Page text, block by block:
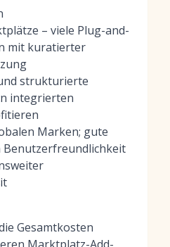
– viele Plug-and-
mit kuratierter
strukturierte
integrierten
Marken; gute
Benutzerfreundlichkeit
Gesamtkosten